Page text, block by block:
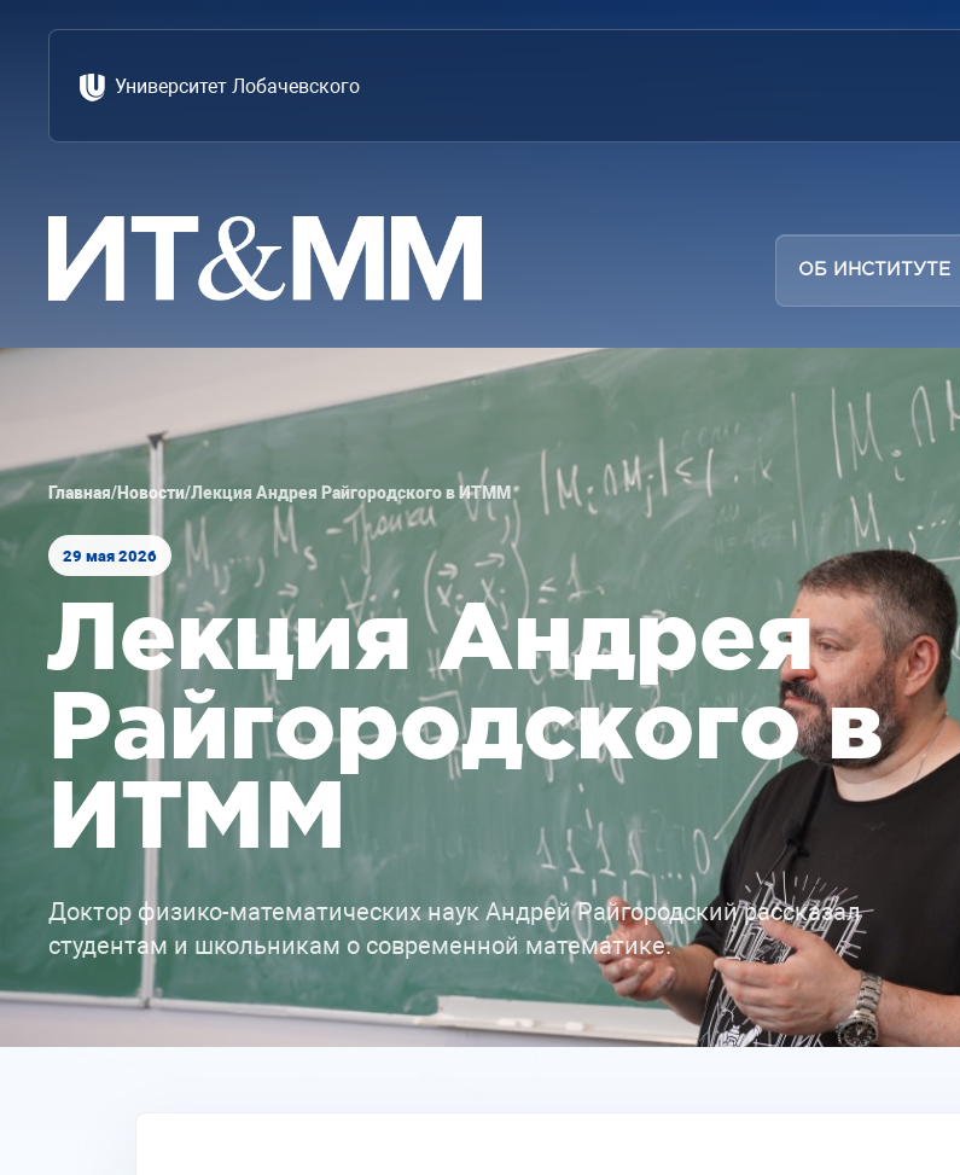
Университет Лобачевского
ОБ ИНСТИТУТЕ
Главная/Новости/Лекция Андрея Райгородского в ИТММ
29 мая 2026
Лекция Андрея
Райгородского в
ИТММ
Доктор физико-математических наук Андрей Райгородский рассказал
студентам и школьникам о современной математике.